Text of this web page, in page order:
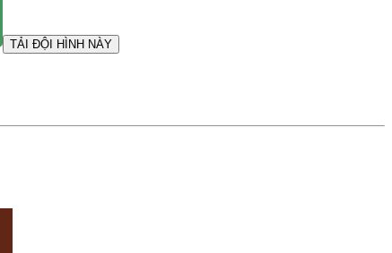
TẢI ĐỘI HÌNH NÀY